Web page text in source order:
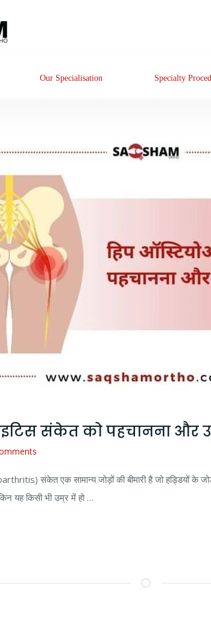
Our Specialisation Specialty
संकेत को पहचानना और
संकेत एक सामान्य जोड़ों की बीमारी है जो हड्डियों
यह किसी भी उम्र में हो …